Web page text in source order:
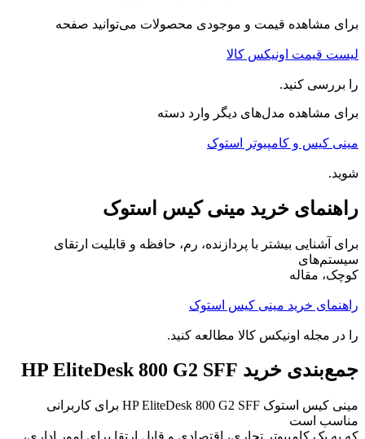
برای مشاهده قیمت و موجودی محصولات می‌توانید صفحه
لیست قیمت اونیکس کالا
را بررسی کنید.
برای مشاهده مدل‌های دیگر وارد دسته
مینی کیس و کامپیوتر استوک
شوید.
راهنمای خرید مینی کیس استوک
برای آشنایی بیشتر با پردازنده، رم، حافظه و قابلیت ارتقای
سیستم‌های
کوچک، مقاله
راهنمای خرید مینی کیس استوک
را در مجله اونیکس کالا مطالعه کنید.
جمع‌بندی خرید HP EliteDesk 800 G2 SFF
مینی کیس استوک HP EliteDesk 800 G2 SFF برای کاربرانی
مناسب است